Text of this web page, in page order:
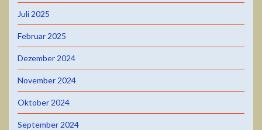
Juli 2025
Februar 2025
Dezember 2024
November 2024
Oktober 2024
September 2024